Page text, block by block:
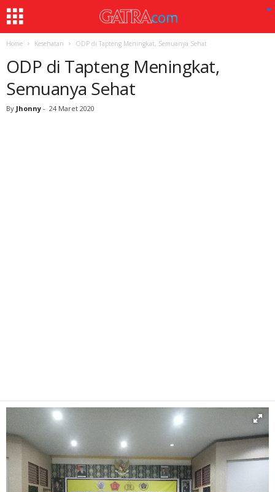
Home Kesehatan ODP di Tapteng Meningkat, Semuanya Sehat
ODP di Tapteng Meningkat,
Semuanya Sehat
By Jhonny - 24 Maret 2020